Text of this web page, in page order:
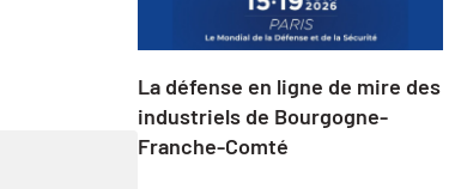
La défense en ligne de mire des
industriels de Bourgogne-
Franche-Comté